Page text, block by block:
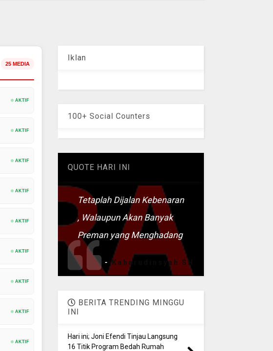
25 MEDIA
AKTIF
AKTIF
AKTIF
AKTIF
AKTIF
AKTIF
AKTIF
AKTIF
AKTIF
Iklan
100+ Social Counters
QUOTE HARI INI
Tetaplah Dijalan Kebenaran
, Walaupun Akan Banyak
Preman yang Menghadang
-Kaharudinsyah SH
BERITA TRENDING MINGGU
INI
Hari ini; Joni Efendi Tinjau Langsung
16 Titik Program Bedah Rumah